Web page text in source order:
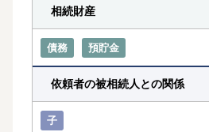
相続財産
債務 預貯金
依頼者の被相続人との関係
子